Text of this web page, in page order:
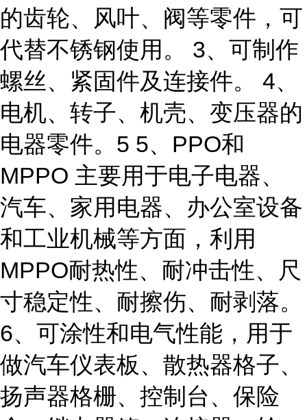
的齿轮、风叶、阀等零件，可
代替不锈钢使用。 3、可制作
螺丝、紧固件及连接件。 4、
电机、转子、机壳、变压器的
电器零件。5 5、PPO和
MPPO 主要用于电子电器、
汽车、家用电器、办公室设备
和工业机械等方面，利用
MPPO耐热性、耐冲击性、尺
寸稳定性、耐擦伤、耐剥落。
6、可涂性和电气性能，用于
做汽车仪表板、散热器格子、
扬声器格栅、控制台、保险